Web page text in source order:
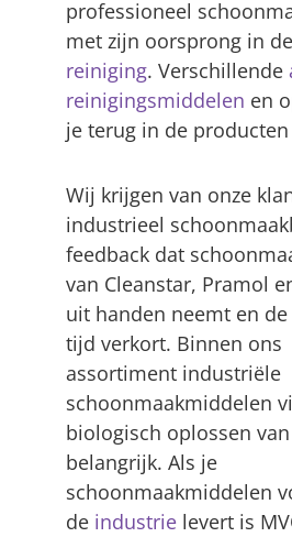
professioneel
met zijn oorsprong in de
reiniging. Verschillende
reinigingsmiddelen en
je terug in de
Wij krijgen van onze
industrieel
feedback dat
van Cleanstar, Pramol
uit handen neemt en
tijd verkort. Binnen ons
assortiment industriële
schoonmaakmiddelen
biologisch oplossen
belangrijk. Als je
schoonmaakmiddelen
de industrie levert is